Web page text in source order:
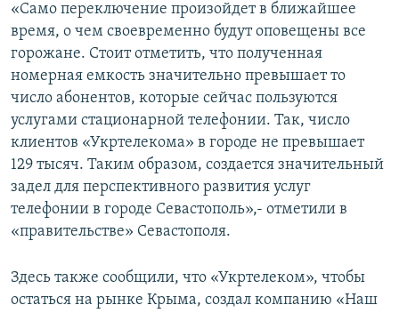
«Само переключение произойдет в ближайшее
время, о чем своевременно будут оповещены все
горожане. Стоит отметить, что полученная
номерная емкость значительно превышает то
число абонентов, которые сейчас пользуются
услугами стационарной телефонии. Так, число
клиентов «Укртелекома» в городе не превышает
129 тысяч. Таким образом, создается значительный
задел для перспективного развития услуг
телефонии в городе Севастополь»,‑ отметили в
«правительстве» Севастополя.
Здесь также сообщили, что «Укртелеком», чтобы
остаться на рынке Крыма, создал компанию «Наш